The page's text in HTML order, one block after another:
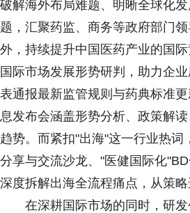
破解海外布局难题、明晰全球化
题，汇聚药监、商务等政府部门
外，持续提升中国医药产业的国
国际市场发展形势研判，助力企
表通报最新监管规则与药典标准
息发布会涵盖形势分析、政策解
趋势。而紧扣"出海"这一行业热
分享与交流沙龙、"医健国际化
深度拆解出海全流程痛点，从策
在深耕国际市场的同时，研